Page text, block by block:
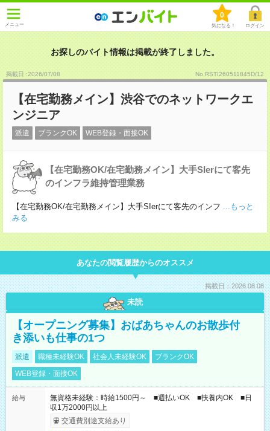
メニュー
0
気になる！ ログイン
お探しのバイト情報は掲載が終了しました。
掲載日 :2026/07/08 No.RSTI260511845D/12
【在宅勤務メイン】渋谷でのネットワークエ
ンジニア
派遣 ブランクOK WEB登録・面接OK
【在宅勤務OK/在宅勤務メイン】大手SIerにて客先
のインフラ維持管理業務
【在宅勤務OK/在宅勤務メイン】大手SIerにて客先のインフ ...もっと
みる
あなたの閲覧履歴からのオススメ
掲載日：2026.08.08
未読
【オープニング募集】おばあちゃんのお散歩付
き添いも仕事の1つ
派遣 職種未経験OK 社会人未経験OK
ブランクOK
WEB登録・面接OK
給与
無資格未経験：時給1500円～ ■週払いOK ■扶養内OK ■日
収1万2000円以上
交通費別途支給あり